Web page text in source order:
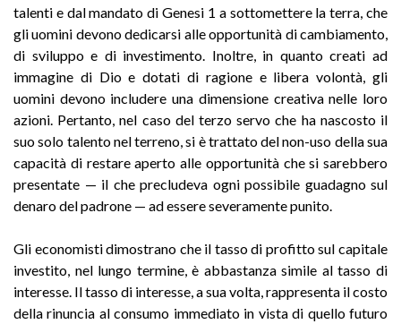
talenti e dal mandato di Genesi 1 a sottomettere la terra, che
gli uomini devono dedicarsi alle opportunità di cambiamento,
di sviluppo e di investimento. Inoltre, in quanto creati ad
immagine di Dio e dotati di ragione e libera volontà, gli
uomini devono includere una dimensione creativa nelle loro
azioni. Pertanto, nel caso del terzo servo che ha nascosto il
suo solo talento nel terreno, si è trattato del non-uso della sua
capacità di restare aperto alle opportunità che si sarebbero
presentate — il che precludeva ogni possibile guadagno sul
denaro del padrone — ad essere severamente punito.
Gli economisti dimostrano che il tasso di profitto sul capitale
investito, nel lungo termine, è abbastanza simile al tasso di
interesse. Il tasso di interesse, a sua volta, rappresenta il costo
della rinuncia al consumo immediato in vista di quello futuro